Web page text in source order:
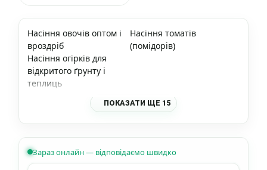
Насіння овочів оптом і
вроздріб
Насіння томатів
(помідорів)
Насіння огірків для
відкритого ґрунту і
теплиць
ПОКАЗАТИ ЩЕ 15
Зараз онлайн — відповідаємо швидко